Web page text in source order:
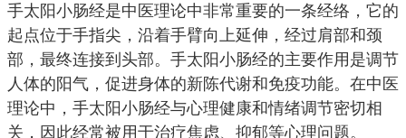
手太阳小肠经是中医理论中非常重要的一条经络，它的
起点位于手指尖，沿着手臂向上延伸，经过肩部和颈
部，最终连接到头部。手太阳小肠经的主要作用是调节
人体的阳气，促进身体的新陈代谢和免疫功能。在中医
理论中，手太阳小肠经与心理健康和情绪调节密切相
关，因此经常被用于治疗焦虑、抑郁等心理问题。